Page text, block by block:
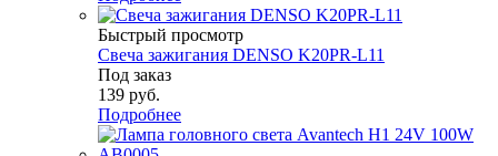
Быстрый просмотр
Свеча зажигания DENSO K20PR-L11
Под заказ
139 руб.
Подробнее